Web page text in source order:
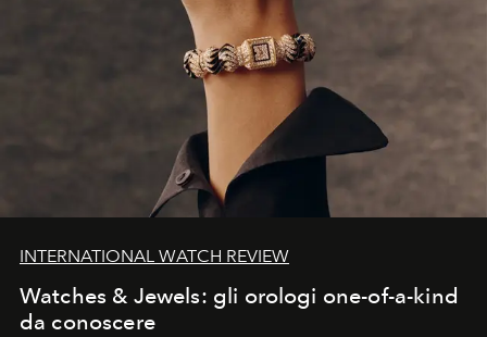
INTERNATIONAL WATCH REVIEW
Watches & Jewels: gli orologi one-of-a-kind
da conoscere